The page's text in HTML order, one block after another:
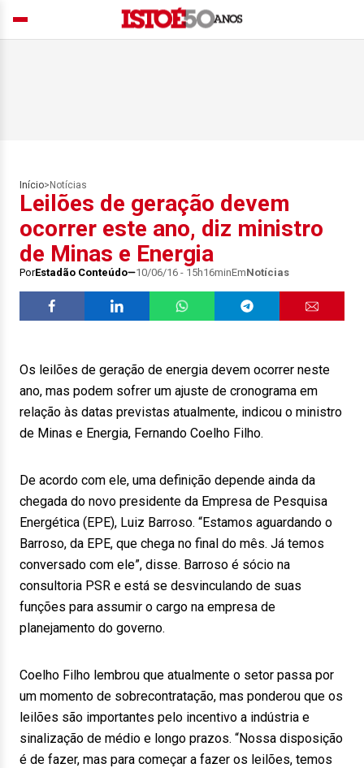
Início> Notícias
Leilões de geração devem
ocorrer este ano, diz ministro
de Minas e Energia
PorEstadão Conteúdo 10/06/16 - 15h16minEmNotícias
Os leilões de geração de energia devem ocorrer neste
ano, mas podem sofrer um ajuste de cronograma em
relação às datas previstas atualmente, indicou o ministro
de Minas e Energia, Fernando Coelho Filho.
De acordo com ele, uma definição depende ainda da
chegada do novo presidente da Empresa de Pesquisa
Energética (EPE), Luiz Barroso. “Estamos aguardando o
Barroso, da EPE, que chega no final do mês. Já temos
conversado com ele”, disse. Barroso é sócio na
consultoria PSR e está se desvinculando de suas
funções para assumir o cargo na empresa de
planejamento do governo.
Coelho Filho lembrou que atualmente o setor passa por
um momento de sobrecontratação, mas ponderou que os
leilões são importantes pelo incentivo a indústria e
sinalização de médio e longo prazos. “Nossa disposição
é de fazer, mas para começar a fazer os leilões, temos